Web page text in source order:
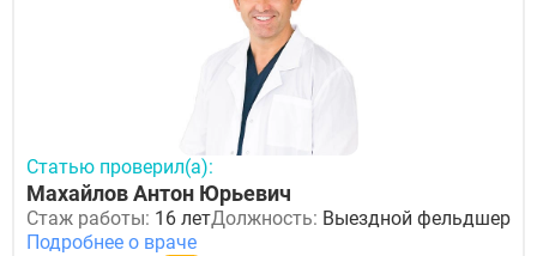
Статью проверил(а):
Махайлов Антон Юрьевич
Стаж работы: 16 летДолжность: Выездной фельдшер
Подробнее о враче